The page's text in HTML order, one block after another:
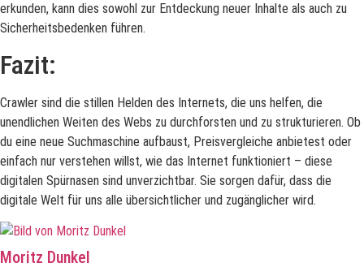
erkunden, kann dies sowohl zur Entdeckung neuer Inhalte als auch zu
Sicherheitsbedenken führen.
Fazit:
Crawler sind die stillen Helden des Internets, die uns helfen, die
unendlichen Weiten des Webs zu durchforsten und zu strukturieren. Ob
du eine neue Suchmaschine aufbaust, Preisvergleiche anbietest oder
einfach nur verstehen willst, wie das Internet funktioniert – diese
digitalen Spürnasen sind unverzichtbar. Sie sorgen dafür, dass die
digitale Welt für uns alle übersichtlicher und zugänglicher wird.
Moritz Dunkel